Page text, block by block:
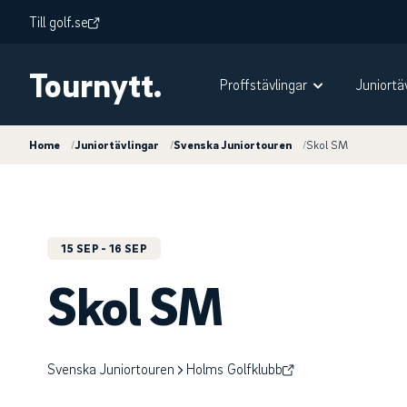
Till golf.se
Tournytt. Proffstävlingar
Home /Juniortävlingar /Svenska Juniortouren /Skol SM
15 SEP - 16 SEP
Skol SM
Svenska Juniortouren Holms Golfklubb